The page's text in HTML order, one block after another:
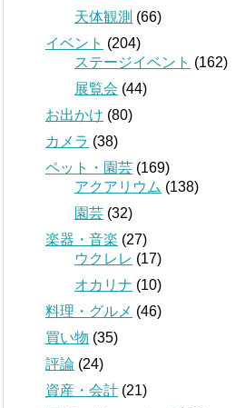
天体観測 (66)
イベント (204)
ステージイベント (162)
展覧会 (44)
お出かけ (80)
カメラ (38)
ペット・園芸 (169)
アクアリウム (138)
園芸 (32)
楽器・音楽 (27)
ウクレレ (17)
オカリナ (10)
料理・グルメ (46)
買い物 (35)
評論 (24)
資産・会計 (21)